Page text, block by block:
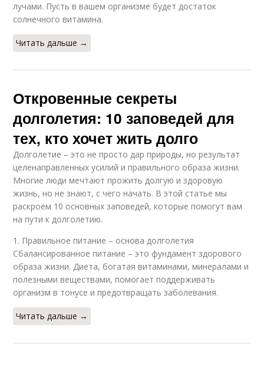
лучами. Пусть в вашем организме будет достаток
солнечного витамина.
Читать дальше →
Откровенные секреты
долголетия: 10 заповедей для
тех, кто хочет жить долго
Долголетие – это не просто дар природы, но результат
целенаправленных усилий и правильного образа жизни.
Многие люди мечтают прожить долгую и здоровую
жизнь, но не знают, с чего начать. В этой статье мы
раскроем 10 основных заповедей, которые помогут вам
на пути к долголетию.
1. Правильное питание – основа долголетия
Сбалансированное питание – это фундамент здорового
образа жизни. Диета, богатая витаминами, минералами и
полезными веществами, помогает поддерживать
организм в тонусе и предотвращать заболевания.
Читать дальше →